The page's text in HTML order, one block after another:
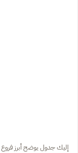
إليك جدول يوضح أبرز